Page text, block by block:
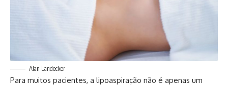
Alan Landecker
Para muitos pacientes, a lipoaspiração não é apenas um